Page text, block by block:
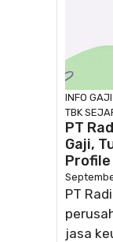
INFO GAJI
TBK
PT
Gaji,
Profile
PT
jasa